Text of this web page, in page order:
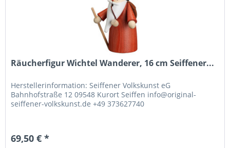
Räucherfigur Wichtel Wanderer, 16 cm Seiffener...
Herstellerinformation: Seiffener Volkskunst eG
Bahnhofstraße 12 09548 Kurort Seiffen info@original-
seiffener-volkskunst.de +49 373627740
69,50 € *